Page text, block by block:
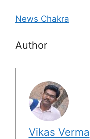
News Chakra
Author
Vikas Verma